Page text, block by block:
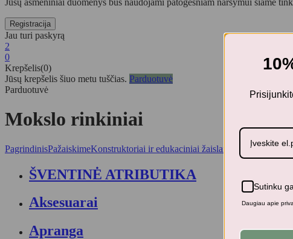
Jau turi paskyrą
2
0
Krepšelis(0)
Jūsų krepšelis šiuo metu tuščias. Parduotuvė
Parduotuvė
Mokslo rinkiniai
PagrindinisPažaiskimeKonstruktoriai ir edukaciniai žaislai Mokslo rinkiniai
ŠVENTINĖ ATRIBUTIKA
Aksesuarai
Apranga
Sutinku
Daugiau apie